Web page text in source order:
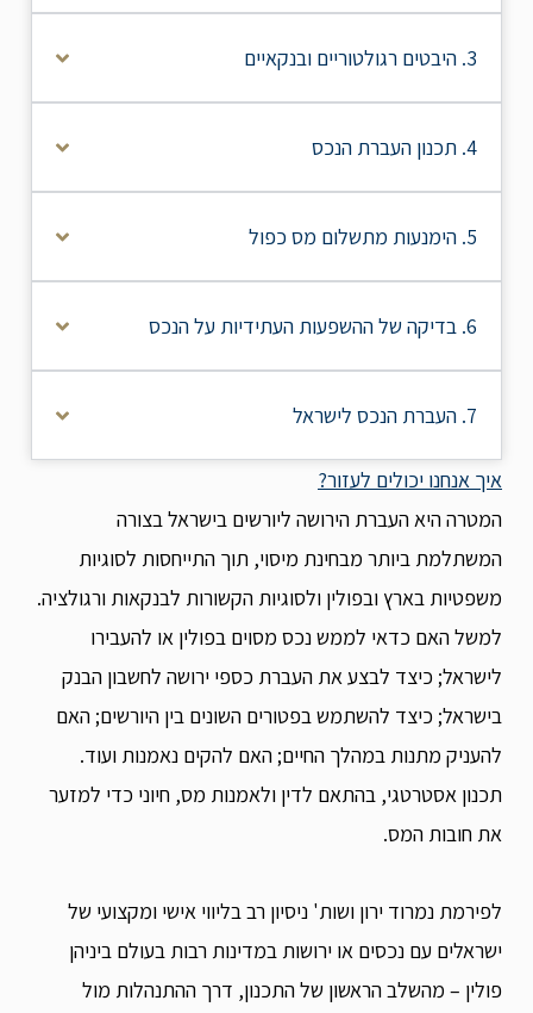
3. היבטים רגולטוריים ובנקאיים
4. תכנון העברת הנכס
5. הימנעות מתשלום מס כפול
6. בדיקה של ההשפעות העתידיות על הנכס
7. העברת הנכס לישראל
איך אנחנו יכולים לעזור?
המטרה היא העברת הירושה ליורשים בישראל בצורה
המשתלמת ביותר מבחינת מיסוי, תוך התייחסות לסוגיות
משפטיות בארץ ובפולין ולסוגיות הקשורות לבנקאות ורגולציה.
למשל האם כדאי לממש נכס מסוים בפולין או להעבירו
לישראל; כיצד לבצע את העברת כספי ירושה לחשבון הבנק
בישראל; כיצד להשתמש בפטורים השונים בין היורשים; האם
להעניק מתנות במהלך החיים; האם להקים נאמנות ועוד.
תכנון אסטרטגי, בהתאם לדין ולאמנות מס, חיוני כדי למזער
את חובות המס.
לפירמת נמרוד ירון ושות' ניסיון רב בליווי אישי ומקצועי של
ישראלים עם נכסים או ירושות במדינות רבות בעולם ביניהן
פולין – מהשלב הראשון של התכנון, דרך ההתנהלות מול